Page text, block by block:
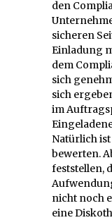
den
sicheren
Einladung
dem
sich
sich
im
Natürlich
bewerten.
feststellen,
nicht noch
eine